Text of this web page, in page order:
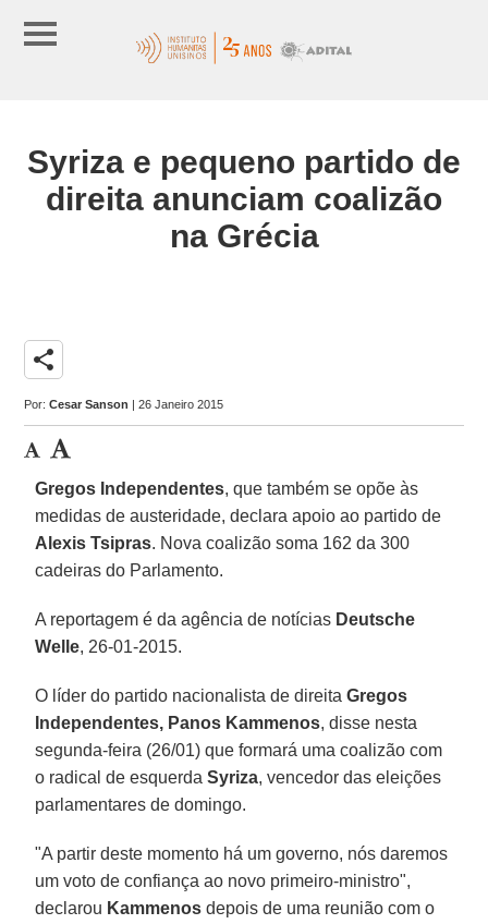
Syriza e pequeno partido de
direita anunciam coalizão
na Grécia
share
Por:Cesar Sanson | 26 Janeiro 2015
Gregos Independentes, que também se opõe às
medidas de austeridade, declara apoio ao partido de
Alexis Tsipras. Nova coalizão soma 162 da 300
cadeiras do Parlamento.
A reportagem é da agência de notícias Deutsche
Welle, 26-01-2015.
O líder do partido nacionalista de direitaGregos
Independentes, Panos Kammenos, disse nesta
segunda-feira (26/01) que formará uma coalizão com
o radical de esquerdaSyriza, vencedor das eleições
parlamentares de domingo.
"A partir deste momento há um governo, nós daremos
um voto de confiança ao novo primeiro-ministro",
declarou Kammenos depois de uma reunião com o